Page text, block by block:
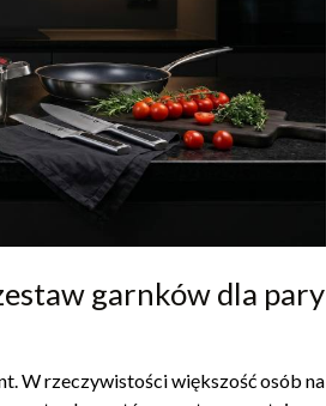
garnków dla pary
W rzeczywistości większość osób na